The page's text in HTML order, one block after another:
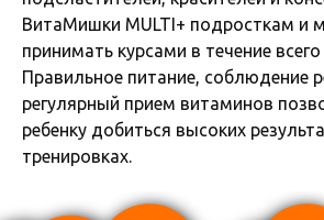
ВитаМишки MULTI+ подросткам
принимать курсами в течение
Правильное питание, соблюдение
регулярный прием витаминов
ребенку добиться высоких
тренировках.